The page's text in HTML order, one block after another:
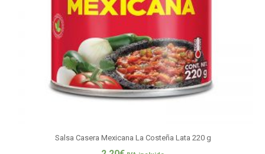
Salsa Casera Mexicana La Costeña Lata 220 g